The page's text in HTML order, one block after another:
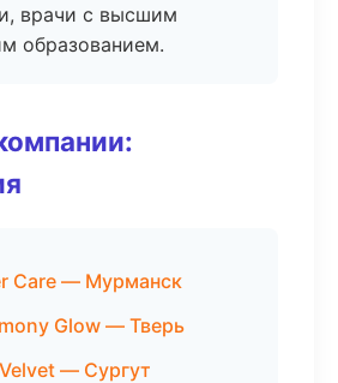
врачи с высшим
образованием.
Care — Мурманск
Glow — Тверь
— Сургут